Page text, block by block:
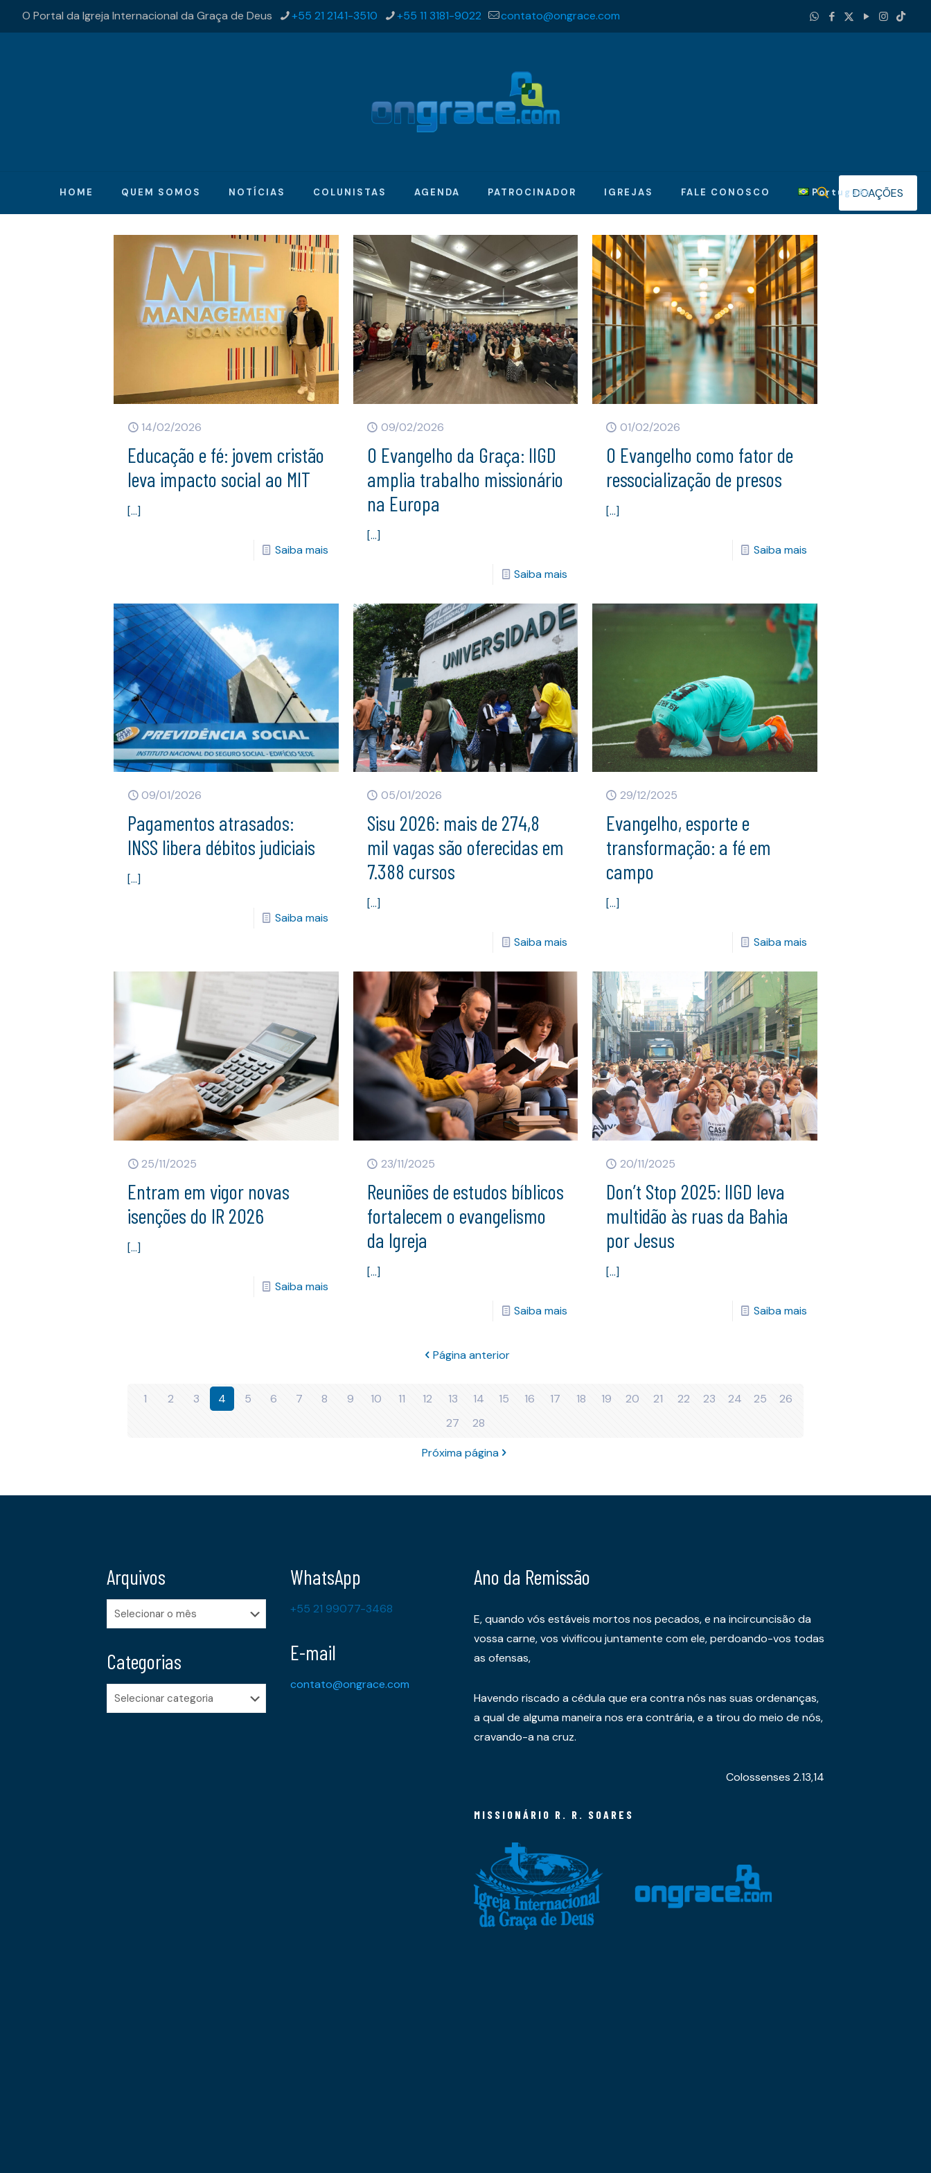
O Portal da Igreja Internacional da Graça de Deus +55 21 2141-3510 +55 11 3181-9022 contato@ongrace.com
HOME QUEM SOMOS NOTÍCIAS COLUNISTAS AGENDA PATROCINADOR IGREJAS FALE CONOSCO PortuguêsDOAÇÕES
14/02/2026
Educação e fé: jovem cristão
leva impacto social ao MIT
[…]
Saiba mais
09/02/2026
O Evangelho da Graça: IIGD
amplia trabalho missionário
na Europa
[…]
Saiba mais
01/02/2026
O Evangelho como fator de
ressocialização de presos
[…]
Saiba mais
09/01/2026
Pagamentos atrasados:
INSS libera débitos judiciais
[…]
Saiba mais
05/01/2026
Sisu 2026: mais de 274,8
mil vagas são oferecidas em
7.388 cursos
[…]
Saiba mais
29/12/2025
Evangelho, esporte e
transformação: a fé em
campo
[…]
Saiba mais
25/11/2025
Entram em vigor novas
isenções do IR 2026
[…]
Saiba mais
23/11/2025
Reuniões de estudos bíblicos
fortalecem o evangelismo
da Igreja
[…]
Saiba mais
20/11/2025
Don’t Stop 2025: IIGD leva
multidão às ruas da Bahia
por Jesus
[…]
Saiba mais
Página anterior
1 2 3 4 5 6 7 8 9 10 11 12 13 14 15 16 17 18 19 20 21 22 23 24 25
26
27
28
Próxima página
Arquivos
Arquivos
Categorias
Categorias
WhatsApp
+55 21 99077-3468
E-mail
contato@ongrace.com
Ano da Remissão
E, quando vós estáveis mortos nos pecados, e na incircuncisão da
vossa carne, vos vivificou juntamente com ele, perdoando-vos todas
as ofensas,
Havendo riscado a cédula que era contra nós nas suas ordenanças,
a qual de alguma maneira nos era contrária, e a tirou do meio de nós,
cravando-a na cruz.
Colossenses 2.13,14
MISSIONÁRIO R. R. SOARES